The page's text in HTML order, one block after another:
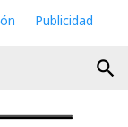
Publicidad
search